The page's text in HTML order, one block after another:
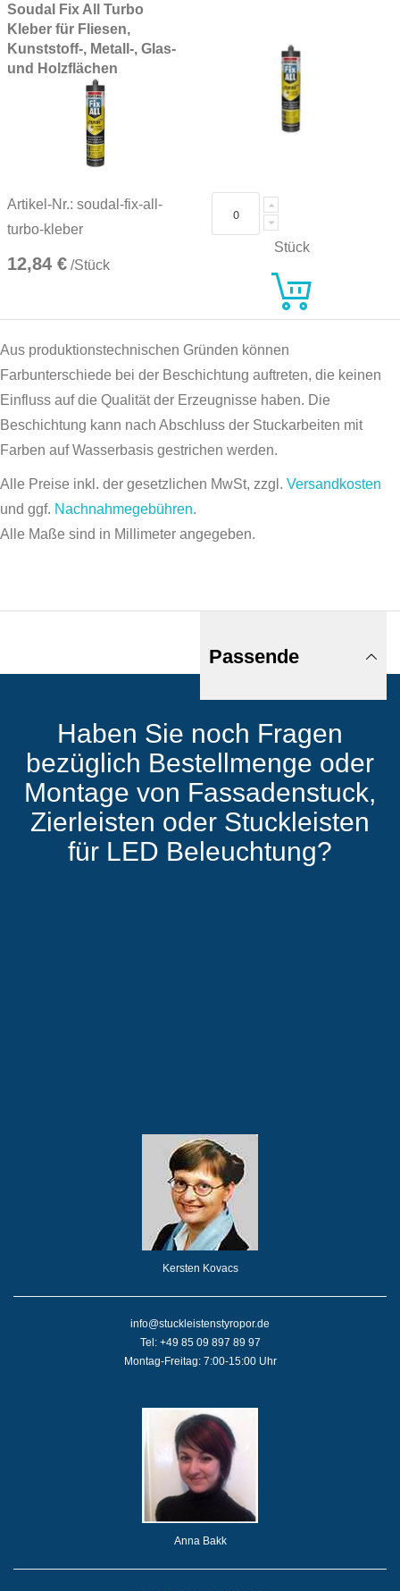
Soudal Fix All Turbo
Kleber für Fliesen,
Kunststoff-, Metall-, Glas-
und Holzflächen
Artikel-Nr.: soudal-fix-all-
turbo-kleber
12,84 € /Stück
Stück
Aus produktionstechnischen Gründen können
Farbunterschiede bei der Beschichtung auftreten, die keinen
Einfluss auf die Qualität der Erzeugnisse haben. Die
Beschichtung kann nach Abschluss der Stuckarbeiten mit
Farben auf Wasserbasis gestrichen werden.
Alle Preise inkl. der gesetzlichen MwSt, zzgl. Versandkosten
und ggf. Nachnahmegebühren.
Alle Maße sind in Millimeter angegeben.
Passende
Produkte
Haben Sie noch Fragen
bezüglich Bestellmenge oder
Montage von Fassadenstuck,
Zierleisten oder Stuckleisten
für LED Beleuchtung?
Kersten Kovacs
info@stuckleistenstyropor.de
Tel: +49 85 09 897 89 97
Montag-Freitag: 7:00-15:00 Uhr
Anna Bakk